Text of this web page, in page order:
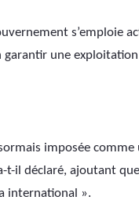
s’emploie
garantir une
imposée
t-il déclaré, ajoutant
international ».